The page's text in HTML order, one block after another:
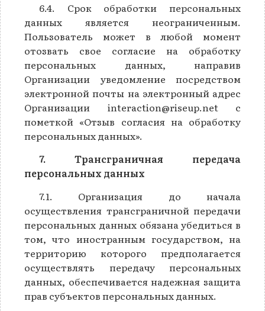
6.4. Срок обработки персональных
данных является неограниченным.
Пользователь может в любой момент
отозвать свое согласие на обработку
персональных данных, направив
Организации уведомление посредством
электронной почты на электронный адрес
Организации interaction@riseup.net с
пометкой «Отзыв согласия на обработку
персональных данных».
7. Трансграничная передача
персональных данных
7.1. Организация до начала
осуществления трансграничной передачи
персональных данных обязана убедиться в
том, что иностранным государством, на
территорию которого предполагается
осуществлять передачу персональных
данных, обеспечивается надежная защита
прав субъектов персональных данных.